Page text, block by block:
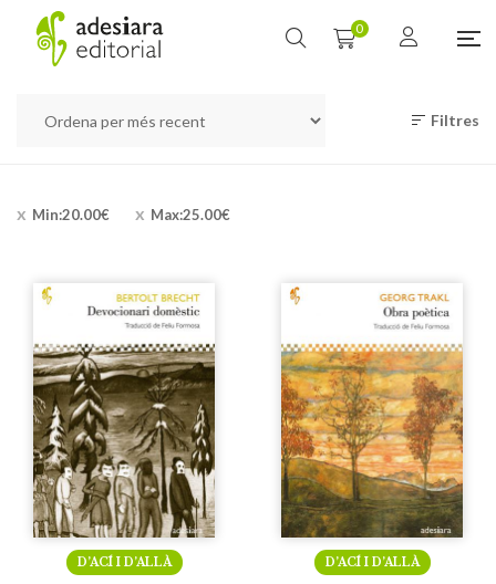
0
Filtres
Min:20.00€ Max:25.00€
D’ACÍ I D’ALLÀ D’ACÍ I D’ALLÀ